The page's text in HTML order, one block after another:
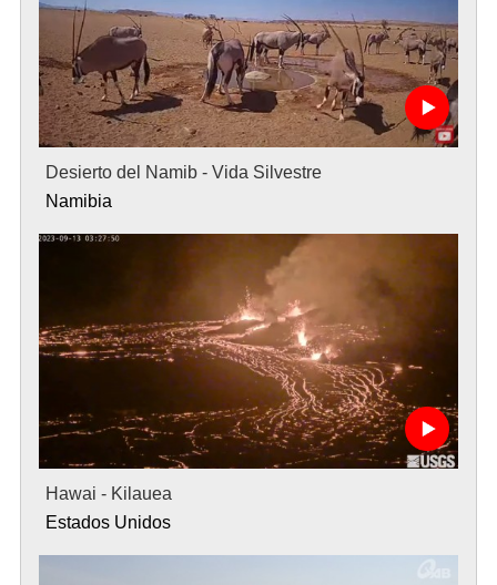
Desierto del Namib - Vida Silvestre
Namibia
Hawai - Kilauea
Estados Unidos